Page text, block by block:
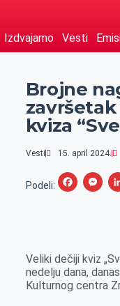
Izdvajamo Vesti
Brojne
kviza
Vesti 15. april 2024.
Podeli:
F
b
o
M
e
n
Veliki dečiji kviz
nedelju dana,
Kulturnog centra